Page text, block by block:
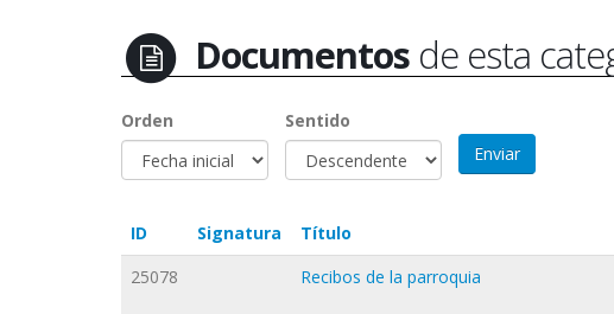
Documentosde esta
Orden Sentido
ID Signatura Título
25078
Recibos de la parroquia